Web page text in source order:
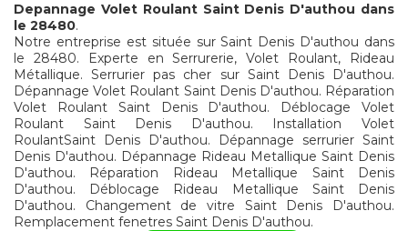
Depannage Volet Roulant Saint Denis D'authou dans
le 28480.
Notre entreprise est située sur Saint Denis D'authou dans
le 28480. Experte en Serrurerie, Volet Roulant, Rideau
Métallique. Serrurier pas cher sur Saint Denis D'authou.
Dépannage Volet Roulant Saint Denis D'authou. Réparation
Volet Roulant Saint Denis D'authou. Déblocage Volet
Roulant Saint Denis D'authou. Installation Volet
RoulantSaint Denis D'authou. Dépannage serrurier Saint
Denis D'authou. Dépannage Rideau Metallique Saint Denis
D'authou. Réparation Rideau Metallique Saint Denis
D'authou. Déblocage Rideau Metallique Saint Denis
D'authou. Changement de vitre Saint Denis D'authou.
Remplacement fenetres Saint Denis D'authou.